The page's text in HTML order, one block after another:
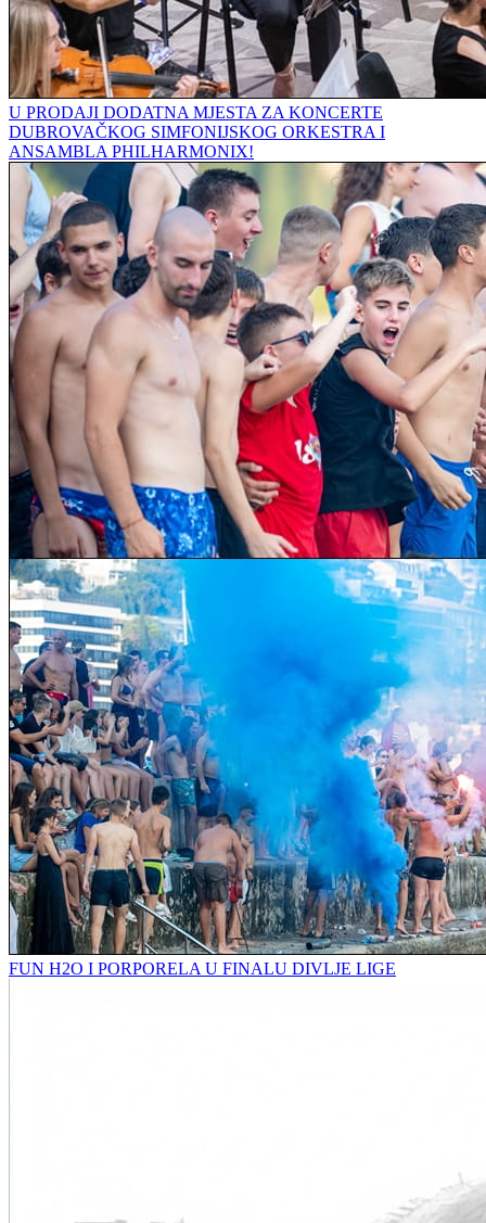
U PRODAJI DODATNA MJESTA ZA KONCERTE
DUBROVAČKOG SIMFONIJSKOG ORKESTRA I
ANSAMBLA PHILHARMONIX!
FUN H2O I PORPORELA U FINALU DIVLJE LIGE